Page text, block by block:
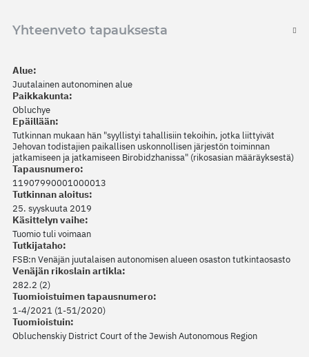
Yhteenveto tapauksesta
Alue:
Juutalainen autonominen alue
Paikkakunta:
Obluchye
Epäillään:
Tutkinnan mukaan hän "syyllistyi tahallisiin tekoihin, jotka liittyivät
Jehovan todistajien paikallisen uskonnollisen järjestön toiminnan
jatkamiseen ja jatkamiseen Birobidzhanissa" (rikosasian määräyksestä)
Tapausnumero:
11907990001000013
Tutkinnan aloitus:
25. syyskuuta 2019
Käsittelyn vaihe:
Tuomio tuli voimaan
Tutkijataho:
FSB:n Venäjän juutalaisen autonomisen alueen osaston tutkintaosasto
Venäjän rikoslain artikla:
282.2 (2)
Tuomioistuimen tapausnumero:
1-4/2021 (1-51/2020)
Tuomioistuin:
Obluchenskiy District Court of the Jewish Autonomous Region